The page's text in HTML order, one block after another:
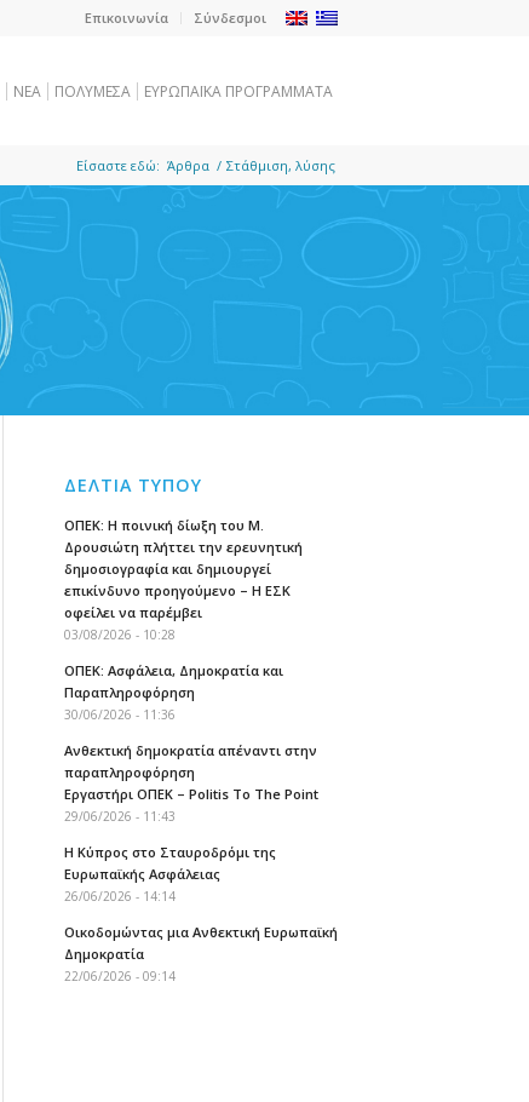
Επικοινωνία Σύνδεσμοι
NEA ΠΟΛΥΜΕΣΑ ΕΥΡΩΠΑΪΚΑ ΠΡΟΓΡΑΜΜΑΤΑ
Είσαστε εδώ: Άρθρα / Στάθμιση, λύσης
ΔΕΛΤΙΑ ΤΥΠΟΥ
ΟΠΕΚ: Η ποινική δίωξη του Μ.
Δρουσιώτη πλήττει την ερευνητική
δημοσιογραφία και δημιουργεί
επικίνδυνο προηγούμενο – Η ΕΣΚ
οφείλει να παρέμβει
03/08/2026 - 10:28
ΟΠΕΚ: Ασφάλεια, Δημοκρατία και
Παραπληροφόρηση
30/06/2026 - 11:36
Ανθεκτική δημοκρατία απέναντι στην
παραπληροφόρηση
Εργαστήρι ΟΠΕΚ – Politis To The Point
29/06/2026 - 11:43
Η Κύπρος στο Σταυροδρόμι της
Ευρωπαϊκής Ασφάλειας
26/06/2026 - 14:14
Οικοδομώντας μια Ανθεκτική Ευρωπαϊκή
Δημοκρατία
22/06/2026 - 09:14